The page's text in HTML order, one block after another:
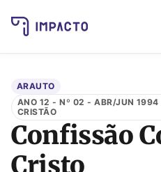
ARAUTO
ANO 12 - Nº 02 - ABR/JUN 1994
CRISTÃO
Confissão
Cristo